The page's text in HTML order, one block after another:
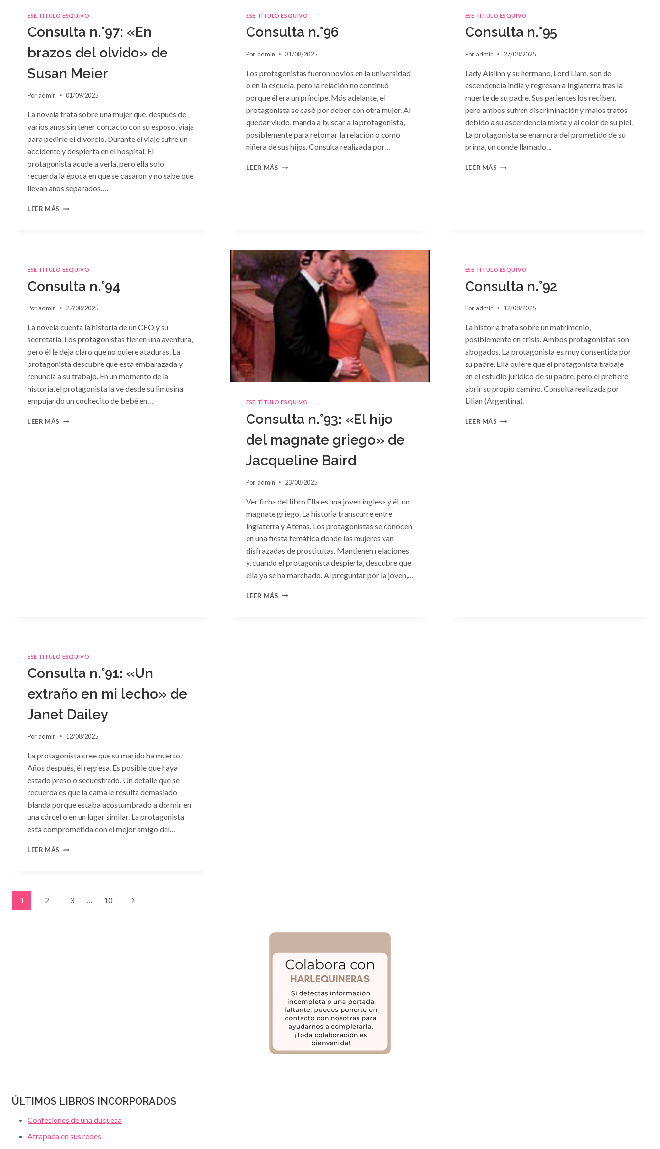
EMMA
DARCY
SARA
ESE TÍTULO ESQUIVO
Consulta n.°97: «En
brazos del olvido» de
Susan Meier
Por admin 01/09/2025
La novela trata sobre una mujer que, después de
varios años sin tener contacto con su esposo, viaja
para pedirle el divorcio. Durante el viaje sufre un
accidente y despierta en el hospital. El
protagonista acude a verla, pero ella solo
recuerda la época en que se casaron y no sabe que
llevan años separados….
LEER MÁS CONSULTA
SUSAN
ESE TÍTULO ESQUIVO
Consulta n.°96
Por admin 31/08/2025
Los protagonistas fueron novios en la universidad
o en la escuela, pero la relación no continuó
porque él era un príncipe. Más adelante, el
protagonista se casó por deber con otra mujer. Al
quedar viudo, manda a buscar a la protagonista,
posiblemente para retomar la relación o como
niñera de sus hijos. Consulta realizada por…
LEER MÁS CONSULTA
ESE TÍTULO ESQUIVO
Consulta n.°95
Por admin 27/08/2025
Lady Aislinn y su hermano, Lord Liam, son de
ascendencia india y regresan a Inglaterra tras la
muerte de su padre. Sus parientes los reciben,
pero ambos sufren discriminación y malos tratos
debido a su ascendencia mixta y al color de su piel.
La protagonista se enamora del prometido de su
prima, un conde llamado…
LEER MÁS CONSULTA
ESE TÍTULO ESQUIVO
Consulta n.°94
Por admin 27/08/2025
La novela cuenta la historia de un CEO y su
secretaria. Los protagonistas tienen una aventura,
pero él le deja claro que no quiere ataduras. La
protagonista descubre que está embarazada y
renuncia a su trabajo. En un momento de la
historia, el protagonista la ve desde su limusina
empujando un cochecito de bebé en…
LEER MÁS CONSULTA
ESE TÍTULO ESQUIVO
Consulta n.°93: «El hijo
del magnate griego» de
Jacqueline Baird
Por admin 23/08/2025
Ver ficha del libro Ella es una joven inglesa y él, un
magnate griego. La historia transcurre entre
Inglaterra y Atenas. Los protagonistas se conocen
en una fiesta temática donde las mujeres van
disfrazadas de prostitutas. Mantienen relaciones
y, cuando el protagonista despierta, descubre que
ella ya se ha marchado. Al preguntar por la joven,…
LEER MÁS CONSULTA
ESE TÍTULO ESQUIVO
Consulta n.°92
Por admin 12/08/2025
La historia trata sobre un matrimonio,
posiblemente en crisis. Ambos protagonistas son
abogados. La protagonista es muy consentida por
su padre. Ella quiere que el protagonista trabaje
en el estudio jurídico de su padre, pero él prefiere
abrir su propio camino. Consulta realizada por
Lilian (Argentina).
LEER MÁS CONSULTA
ESE TÍTULO ESQUIVO
Consulta n.°91: «Un
extraño en mi lecho» de
Janet Dailey
Por admin 12/08/2025
La protagonista cree que su marido ha muerto.
Años después, él regresa. Es posible que haya
estado preso o secuestrado. Un detalle que se
recuerda es que la cama le resulta demasiado
blanda porque estaba acostumbrado a dormir en
una cárcel o en un lugar similar. La protagonista
está comprometida con el mejor amigo del…
LEER MÁS CONSULTA
Navegación
1 2 3 … 10
Siguiente
ÚLTIMOS LIBROS INCORPORADOS
Confesiones de una duquesa
Atrapada en sus redes